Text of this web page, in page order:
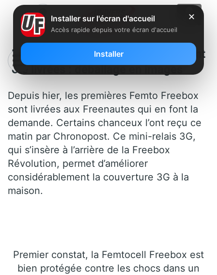
Les premières Femto Freebox ont
été livrées : déballage en images
Depuis hier, les premières Femto Freebox
sont livrées aux Freenautes qui en font la
demande. Certains chanceux l’ont reçu ce
matin par Chronopost. Ce mini-relais 3G,
qui s’insère à l’arrière de la Freebox
Révolution, permet d’améliorer
considérablement la couverture 3G à la
maison.
Premier constat, la Femtocell Freebox est
bien protégée contre les chocs dans un
✕
Installer sur l'écran d'accueil
Accès rapide depuis votre écran d'accueil
Installer